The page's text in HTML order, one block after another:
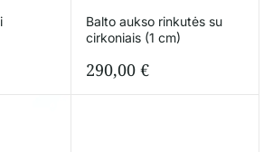
Balto aukso rinkutės su
cirkoniais (1 cm)
290,00 €